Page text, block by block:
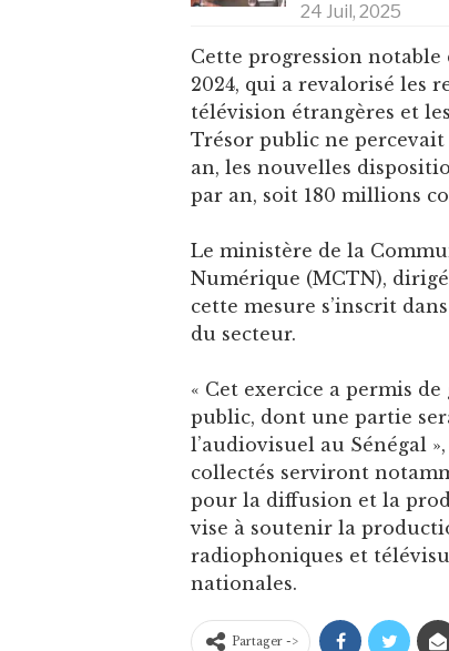
24 Juil, 2025
Cette progression
2024, qui a revalorisé les
télévision étrangères et
Trésor public ne
an, les nouvelles
par an, soit 180 millions
Le ministère de la
Numérique (MCTN),
cette mesure s’inscrit
du secteur.
« Cet exercice a permis
public, dont une partie
l’audiovisuel au Sénégal
collectés serviront
pour la diffusion et la
vise à soutenir la
radiophoniques et
nationales.
Partager ->